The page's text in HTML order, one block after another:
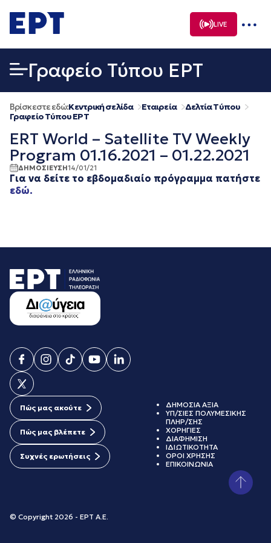
σε
περιεχόμενο
LIVE
Γραφείο Τύπου ΕΡΤ
Βρίσκεστε εδώ:Κεντρική σελίδα Εταιρεία
Δελτία Τύπου
Γραφείο Τύπου ΕΡΤ
ERT World – Satellite TV Weekly
Program 01.16.2021 – 01.22.2021
ΔΗΜΟΣΙΕΥΣΗ14/01/21
Για να δείτε το εβδομαδιαίο πρόγραμμα πατήστε
εδώ.
Πώς μας ακούτε
Πώς μας βλέπετε
Συχνές ερωτήσεις
© Copyright 2026 - ΕΡΤ Α.Ε.
ΔΗΜΟΣΙΑ ΑΞΙΑ
ΥΠ/ΣΙΕΣ ΠΟΛΥΜΕΣΙΚΗΣ
ΠΛΗΡ/ΣΗΣ
ΧΟΡΗΓΙΕΣ
ΔΙΑΦΗΜΙΣΗ
ΙΔΙΩΤΙΚΟΤΗΤΑ
ΟΡΟΙ ΧΡΗΣΗΣ
ΕΠΙΚΟΙΝΩΝΙΑ